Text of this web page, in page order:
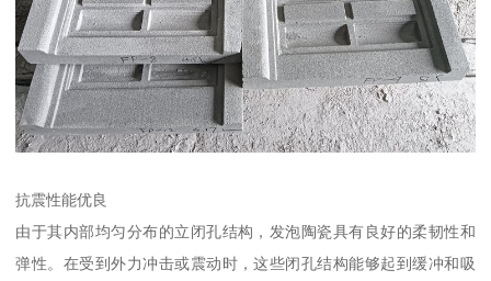
抗震性能优良
由于其内部均匀分布的立闭孔结构，发泡陶瓷具有良好的柔韧性和
弹性。在受到外力冲击或震动时，这些闭孔结构能够起到缓冲和吸